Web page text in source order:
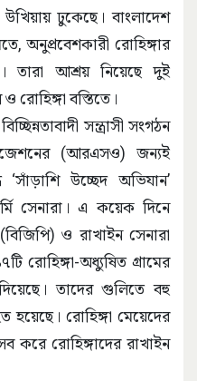
ঢুকেছে। বাংলাদেশ
অনুপ্রবেশকারী রোহিঙ্গার
তারা আশ্রয় নিয়েছে দুই
রোহিঙ্গা বস্তিতে।
সন্ত্রাসী সংগঠন
(আরএসও) জন্যই
‘সাঁড়াশি উচ্ছেদ অভিযান’
সেনারা। এ কয়েক দিনে
ও রাখাইন সেনারা
রোহিঙ্গা-অধ্যুষিত গ্রামের
তাদের গুলিতে বহু
হয়েছে। রোহিঙ্গা মেয়েদের
করে রোহিঙ্গাদের রাখাইন